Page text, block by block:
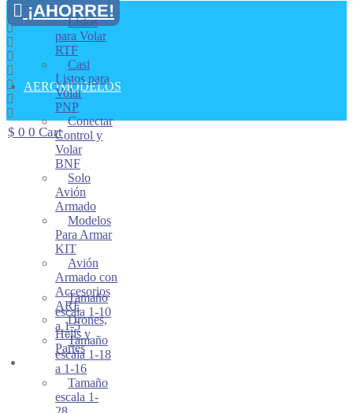
¡AHORRE!
$ 0 0 Cart
AEROMODELOS
Listos
para Volar
RTF
Casi
Listos para
Volar
PNP
Conectar
Control y
Volar
BNF
Solo
Avión
Armado
Modelos
Para Armar
KIT
Avión
Armado con
Accesorios
ARF
Drones,
Helis y
Partes
AUTOMODELOS
Tamaño
escala 1-10
a 1-5
Tamaño
escala 1-18
a 1-16
Tamaño
escala 1-